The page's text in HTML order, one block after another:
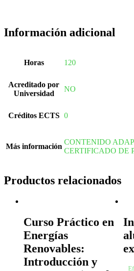
Información adicional
Horas 120
Acreditado por
Universidad
NO
Créditos ECTS 0
Más información
CONTENIDO
CERTIFICADO DE
Productos relacionados
Curso Práctico en
Energías
Renovables:
Introducción y